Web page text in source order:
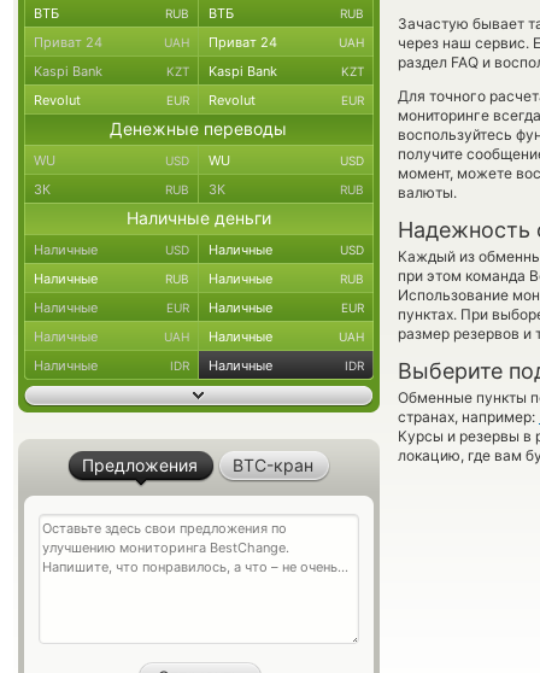
Зачастую бывает
через наш сервис.
раздел FAQ и
Для точного
мониторинге
воспользуйтесь
получите
момент, можете
валюты.
Надежность
Каждый из
при этом команда
Использование
пунктах. При
размер резервов и
Выберите
Обменные пункты
странах, например:
Курсы и резервы в
локацию, где вам
ВТБ RUB ВТБ RUB
Приват 24 UAH Приват 24 UAH
Kaspi Bank KZT Kaspi Bank KZT
Revolut EUR Revolut EUR
Денежные переводы
WU USD WU USD
ЗК RUB ЗК RUB
Наличные деньги
Наличные USD Наличные USD
Наличные RUB Наличные RUB
Наличные EUR Наличные EUR
Наличные UAH Наличные UAH
Наличные IDR Наличные IDR
Предложения BTC-кран